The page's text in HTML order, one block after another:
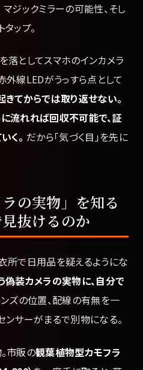
ジックミラーの可能性、そし
ップ。
落としてスマホのインカメラ
線LEDがうっすら点として
てからでは取り返せない。
流れれば回収不可能で、証
く。 だから「気づく目」を先に
の実物」を知る
抜けるのか
所で日用品を疑えるようにな
装カメラの実物に、自分で
ンズの位置、配線の有無を一
サーがまるで別物になる。
市販の観葉植物型カモフラ